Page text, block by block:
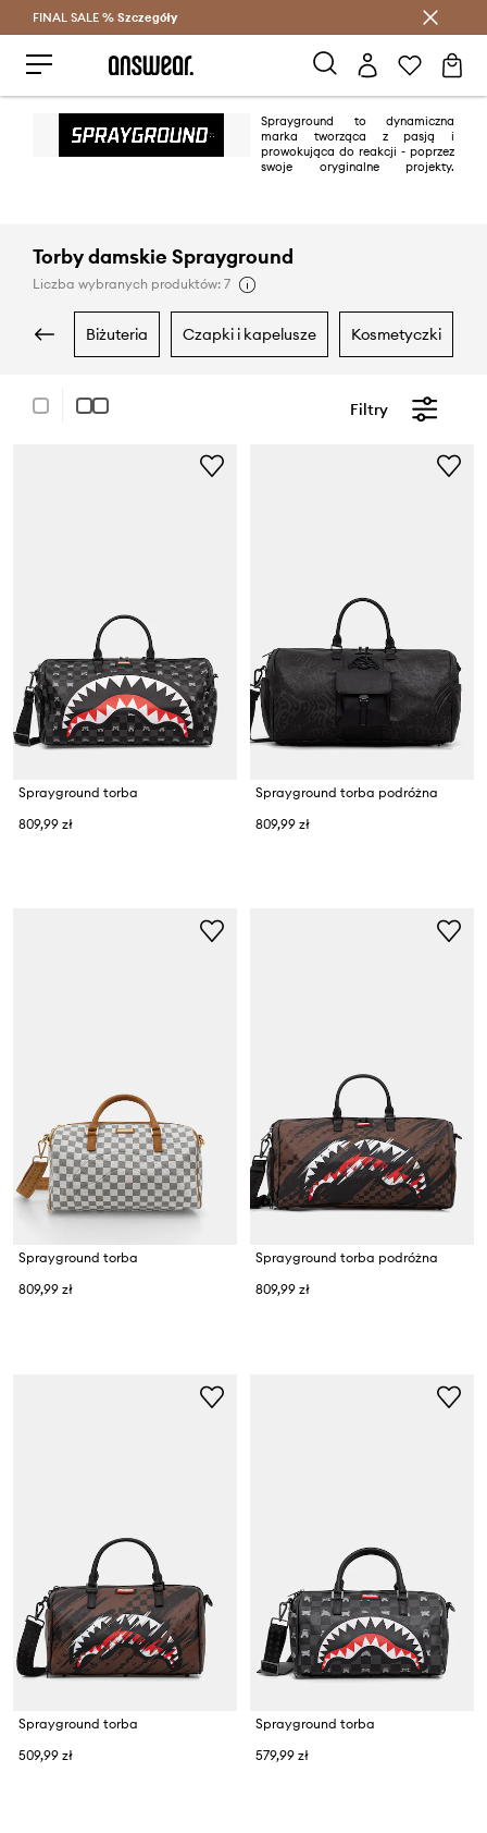
Oszczędzaj z Answear Club >
FINAL SALE % Szczegóły
Sprayground to dynamiczna
marka tworząca z pasją i
prowokująca do reakcji - poprzez
swoje oryginalne projekty.
Torby damskie Sprayground
Liczba wybranych produktów: 7
biżuteria czapki i kapelusze kosmetyczki
Filtry
Sprayground torba
809,99 zł
Sprayground torba podróżna
809,99 zł
Sprayground torba
809,99 zł
Sprayground torba podróżna
809,99 zł
Sprayground torba
509,99 zł
Sprayground torba
579,99 zł